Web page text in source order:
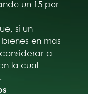
un 15 por
si un
en más
a
la cual